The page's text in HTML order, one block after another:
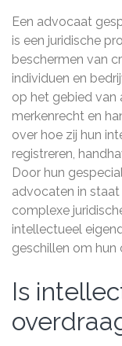
Een advocaat
is een juridische
beschermen van
individuen en
op het gebied van
merkenrecht en
over hoe zij hun
registreren,
Door hun
advocaten in
complexe
intellectueel
geschillen om hun
Is